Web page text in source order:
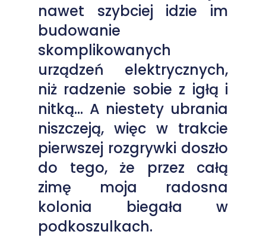
nawet szybciej idzie im
budowanie
skomplikowanych
urządzeń elektrycznych,
niż radzenie sobie z igłą i
nitką… A niestety ubrania
niszczeją, więc w trakcie
pierwszej rozgrywki doszło
do tego, że przez całą
zimę moja radosna
kolonia biegała w
podkoszulkach.